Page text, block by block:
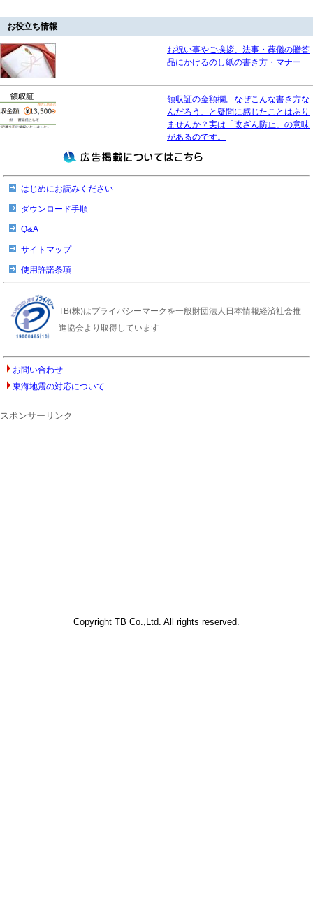
お役立ち情報
お祝い事やご挨拶、法事・葬儀の贈答
品にかけるのし紙の書き方・マナー
領収証の金額欄。なぜこんな書き方な
んだろう、と疑問に感じたことはあり
ませんか？実は「改ざん防止」の意味
があるのです。
はじめにお読みください
ダウンロード手順
Q&A
サイトマップ
使用許諾条項
TB(株)はプライバシーマークを一般財団法人日本情報経済社会推
進協会より取得しています
お問い合わせ
東海地震の対応について
スポンサーリンク
Copyright TB Co.,Ltd. All rights reserved.